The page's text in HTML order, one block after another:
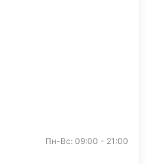
Пн-Вс: 09:00 - 21:00